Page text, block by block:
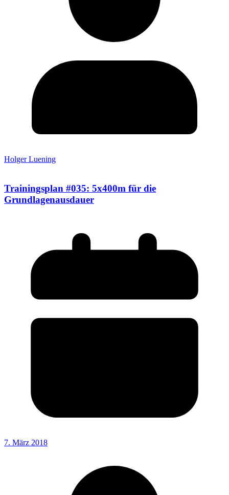
Holger Luening
Trainingsplan #035: 5x400m für die
Grundlagenausdauer
7. März 2018